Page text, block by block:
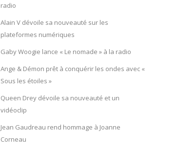
radio
Alain V dévoile sa nouveauté sur les
plateformes numériques
Gaby Woogie lance « Le nomade » à la radio
Ange & Démon prêt à conquérir les ondes avec «
Sous les étoiles »
Queen Drey dévoile sa nouveauté et un
vidéoclip
Jean Gaudreau rend hommage à Joanne
Corneau